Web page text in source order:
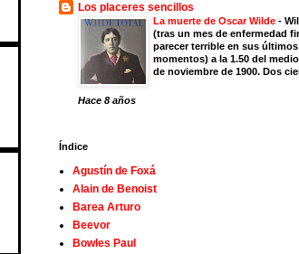
Los placeres sencillos
La muerte de Oscar Wilde -
(tras un mes de enfermedad
parecer terrible en sus últimos
momentos) a la 1.50 del
de noviembre de 1900. Dos
Hace 8 años
Índice
Agustín de Foxá
Alain de Benoist
Barea Arturo
Beevor
Bowles Paul